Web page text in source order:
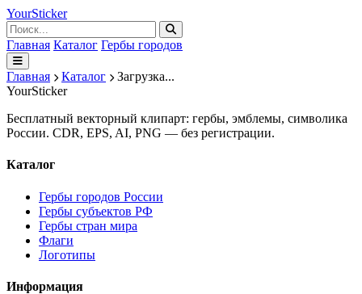
YourSticker
Главная Каталог Гербы городов
Главная Каталог
Загрузка...
YourSticker
Бесплатный векторный клипарт: гербы, эмблемы, символика
России. CDR, EPS, AI, PNG — без регистрации.
Каталог
Гербы городов России
Гербы субъектов РФ
Гербы стран мира
Флаги
Логотипы
Информация